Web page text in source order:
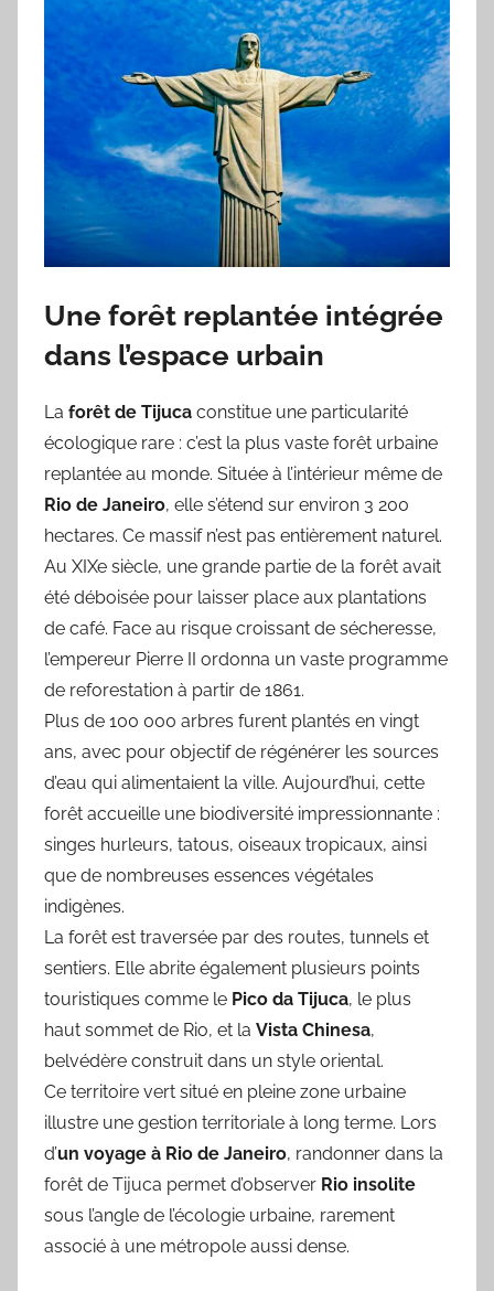
Une forêt replantée intégrée
dans l’espace urbain
La forêt de Tijuca constitue une particularité
écologique rare : c’est la plus vaste forêt urbaine
replantée au monde. Située à l’intérieur même de
Rio de Janeiro, elle s’étend sur environ 3 200
hectares. Ce massif n’est pas entièrement naturel.
Au XIXe siècle, une grande partie de la forêt avait
été déboisée pour laisser place aux plantations
de café. Face au risque croissant de sécheresse,
l’empereur Pierre II ordonna un vaste programme
de reforestation à partir de 1861.
Plus de 100 000 arbres furent plantés en vingt
ans, avec pour objectif de régénérer les sources
d’eau qui alimentaient la ville. Aujourd’hui, cette
forêt accueille une biodiversité impressionnante :
singes hurleurs, tatous, oiseaux tropicaux, ainsi
que de nombreuses essences végétales
indigènes.
La forêt est traversée par des routes, tunnels et
sentiers. Elle abrite également plusieurs points
touristiques comme le Pico da Tijuca, le plus
haut sommet de Rio, et la Vista Chinesa,
belvédère construit dans un style oriental.
Ce territoire vert situé en pleine zone urbaine
illustre une gestion territoriale à long terme. Lors
d’un voyage à Rio de Janeiro, randonner dans la
forêt de Tijuca permet d’observer Rio insolite
sous l’angle de l’écologie urbaine, rarement
associé à une métropole aussi dense.